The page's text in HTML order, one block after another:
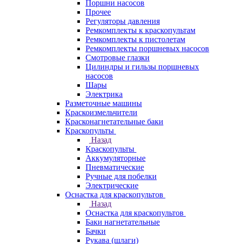
Поршни насосов
Прочее
Регуляторы давления
Ремкомплекты к краскопультам
Ремкомплекты к пистолетам
Ремкомплекты поршневых насосов
Смотровые глазки
Цилиндры и гильзы поршневых
насосов
Шары
Электрика
Разметочные машины
Краскоизмельчители
Красконагнетательные баки
Краскопульты
Назад
Краскопульты
Аккумуляторные
Пневматические
Ручные для побелки
Электрические
Оснастка для краскопультов
Назад
Оснастка для краскопультов
Баки нагнетательные
Бачки
Рукава (шлаги)